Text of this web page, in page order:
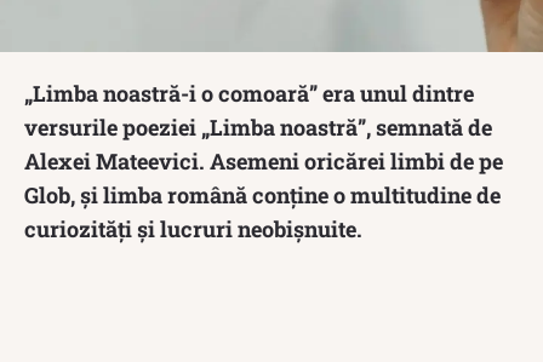
„Limba noastră-i o comoară” era unul dintre
versurile poeziei „Limba noastră”, semnată de
Alexei Mateevici. Asemeni oricărei limbi de pe
Glob, și limba română conține o multitudine de
curiozități și lucruri neobișnuite.